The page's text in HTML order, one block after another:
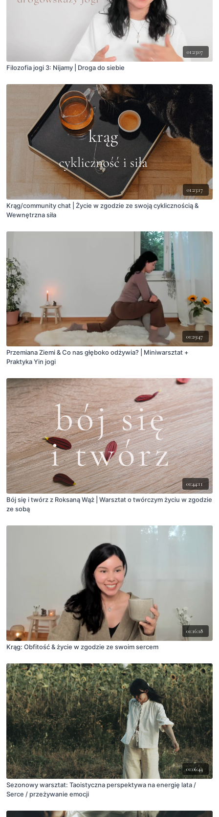
01:23:07
Filozofia jogi 3: Nijamy | Droga do siebie
01:23:17
Krąg/community chat | Życie w zgodzie ze swoją cyklicznością &
Wewnętrzna siła
01:29:47
Przemiana Ziemi & Co nas głęboko odżywia? | Miniwarsztat +
Praktyka Yin jogi
01:44:11
Bój się i twórz z Roksaną Wąż | Warsztat o twórczym życiu w zgodzie
ze sobą
01:16:18
Krąg: Obfitość & życie w zgodzie ze swoim sercem
01:06:44
Sezonowy warsztat: Taoistyczna perspektywa na energię lata /
Serce / przeżywanie emocji